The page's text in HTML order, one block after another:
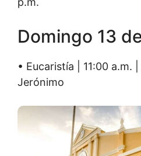
Domingo 13
• Eucaristía | 11:00 a.m.
Jerónimo